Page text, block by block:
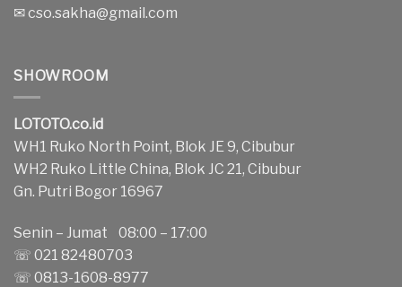
✉cso.sakha@gmail.com
SHOWROOM
LOTOTO.co.id
WH1 Ruko North Point, Blok JE 9, Cibubur
WH2 Ruko Little China, Blok JC 21, Cibubur
Gn. Putri Bogor 16967
Senin – Jumat 08:00 – 17:00
☏ 021 82480703
☏ 0813-1608-8977